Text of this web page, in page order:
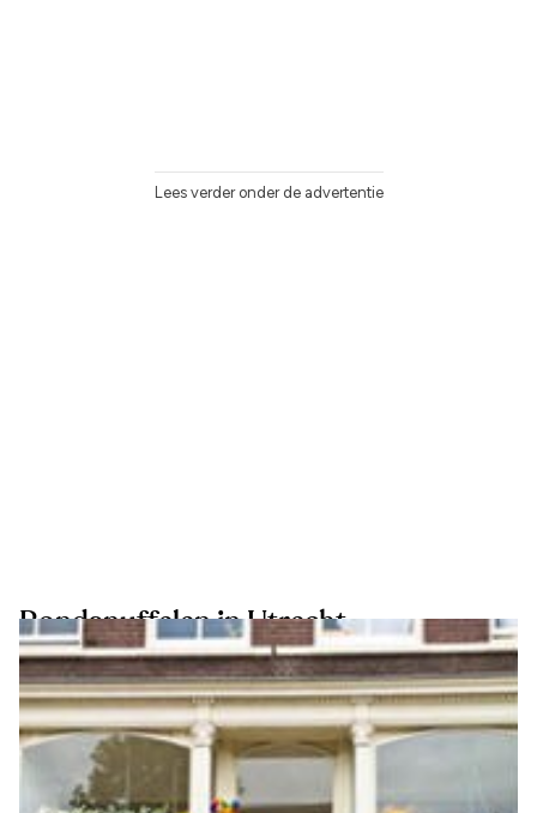
Lees verder onder de advertentie
Rondsnuffelen in Utrecht